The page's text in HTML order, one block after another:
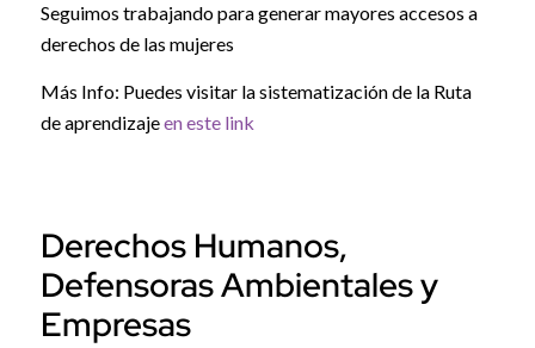
Seguimos trabajando para generar mayores accesos a
derechos de las mujeres
Más Info: Puedes visitar la sistematización de la Ruta
de aprendizajeen este link
Derechos Humanos,
Defensoras Ambientales y
Empresas